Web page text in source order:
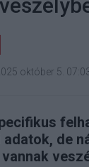
október 5.
de